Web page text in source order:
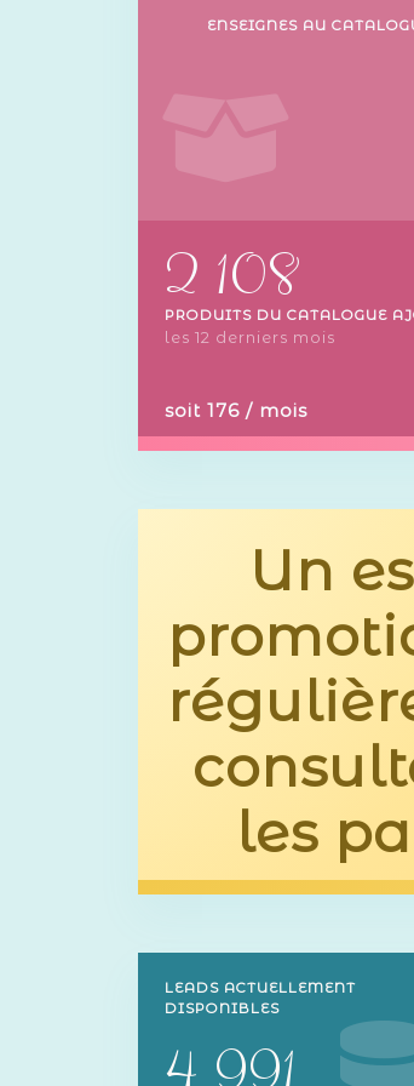
ENSEIGNES AU
2 108
PRODUITS DU CATALOGUE
les 12 derniers mois
soit 176 / mois
Un
les
LEADS ACTUELLEMENT
DISPONIBLES